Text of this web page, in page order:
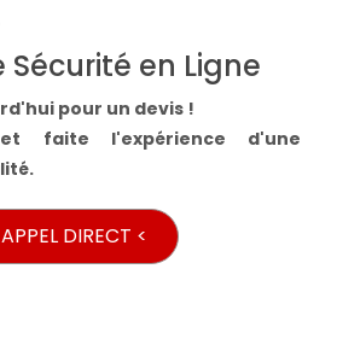
Sécurité en Ligne
pour un devis !
et faite l'expérience d'une
DIRECT <